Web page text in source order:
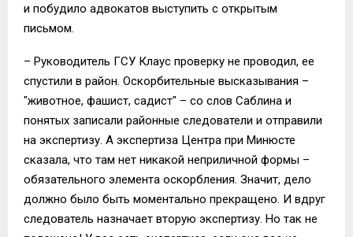
и побудило адвокатов выступить с открытым
письмом.
– Руководитель ГСУ Клаус проверку не проводил, ее
спустили в район. Оскорбительные высказывания –
"животное, фашист, садист" – со слов Саблина и
понятых записали районные следователи и отправили
на экспертизу. А экспертиза Центра при Минюсте
сказала, что там нет никакой неприличной формы –
обязательного элемента оскорбления. Значит, дело
должно было быть моментально прекращено. И вдруг
следователь назначает вторую экспертизу. Но так не